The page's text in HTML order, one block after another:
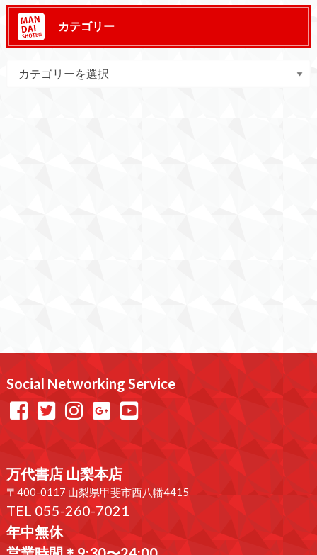
カテゴリー
Social Networking Service
万代書店 山梨本店
〒400-0117 山梨県甲斐市西八幡4415
TEL 055-260-7021
年中無休